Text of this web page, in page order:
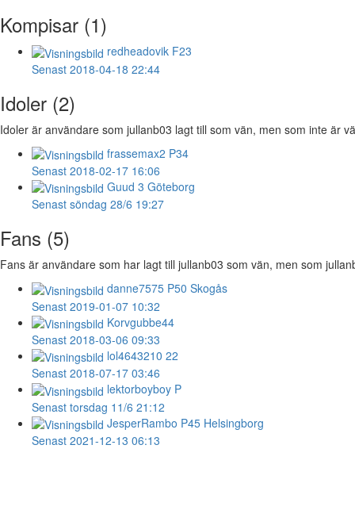
Kompisar (1)
redheadovik F23
Senast 2018-04-18 22:44
Idoler (2)
Idoler är användare som jullanb03 lagt till som vän, men som inte är
frassemax2 P34
Senast 2018-02-17 16:06
Guud 3 Göteborg
Senast söndag 28/6 19:27
Fans (5)
Fans är användare som har lagt till jullanb03 som vän, men som
danne7575 P50 Skogås
Senast 2019-01-07 10:32
Korvgubbe44
Senast 2018-03-06 09:33
lol4643210 22
Senast 2018-07-17 03:46
lektorboyboy P
Senast torsdag 11/6 21:12
JesperRambo P45 Helsingborg
Senast 2021-12-13 06:13